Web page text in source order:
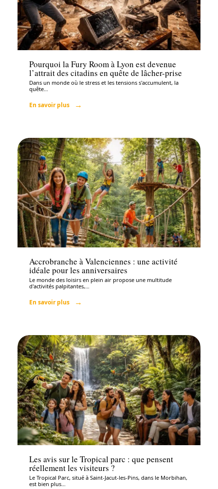
Santé
Pourquoi la Fury Room à Lyon est devenue
l’attrait des citadins en quête de lâcher-prise
Dans un monde où le stress et les tensions s'accumulent, la
quête
En savoir plus
Santé
Accrobranche à Valenciennes : une activité
idéale pour les anniversaires
Le monde des loisirs en plein air propose une multitude
d'activités palpitantes,…
En savoir plus
Santé
Les avis sur le Tropical parc : que pensent
réellement les visiteurs ?
Le Tropical Parc, situé à Saint-Jacut-les-Pins, dans le Morbihan,
est bien plus